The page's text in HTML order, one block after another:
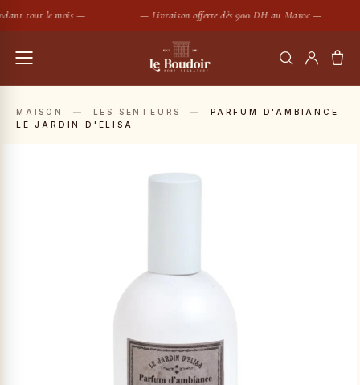
tout le mois — — Livraison offerte dès 900 DH au Maroc —
RECHERCHER
MAISON — LES SENTEURS —
PARFUM D'AMBIANCE
LE JARDIN D'ELISA